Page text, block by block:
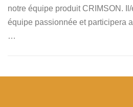
notre équipe produit CRIMSON. Il/
équipe passionnée et participera
…